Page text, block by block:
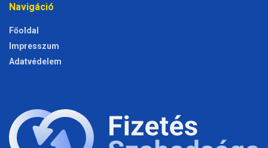
Navigáció
Főoldal
Impresszum
Adatvédelem